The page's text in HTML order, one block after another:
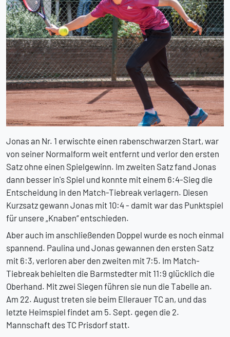
Jonas an Nr. 1 erwischte einen rabenschwarzen Start, war
von seiner Normalform weit entfernt und verlor den ersten
Satz ohne einen Spielgewinn. Im zweiten Satz fand Jonas
dann besser in's Spiel und konnte mit einem 6:4-Sieg die
Entscheidung in den Match-Tiebreak verlagern. Diesen
Kurzsatz gewann Jonas mit 10:4 - damit war das Punktspiel
für unsere „Knaben“ entschieden.
Aber auch im anschließenden Doppel wurde es noch einmal
spannend. Paulina und Jonas gewannen den ersten Satz
mit 6:3, verloren aber den zweiten mit 7:5. Im Match-
Tiebreak behielten die Barmstedter mit 11:9 glücklich die
Oberhand. Mit zwei Siegen führen sie nun die Tabelle an.
Am 22. August treten sie beim Ellerauer TC an, und das
letzte Heimspiel findet am 5. Sept. gegen die 2.
Mannschaft des TC Prisdorf statt.